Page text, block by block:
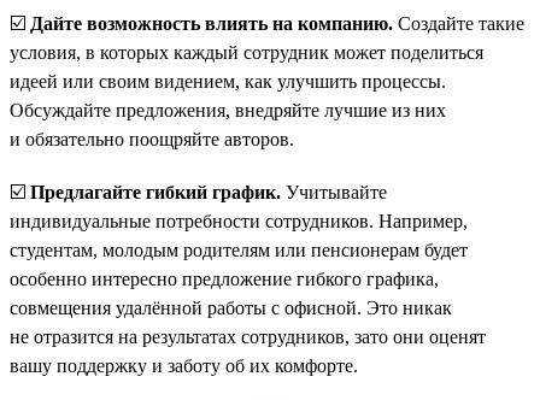
☑️ Дайте возможность влиять на компанию. Создайте такие
условия, в которых каждый сотрудник может поделиться
идеей или своим видением, как улучшить процессы.
Обсуждайте предложения, внедряйте лучшие из них
и обязательно поощряйте авторов.
☑️ Предлагайте гибкий график. Учитывайте
индивидуальные потребности сотрудников. Например,
студентам, молодым родителям или пенсионерам будет
особенно интересно предложение гибкого графика,
совмещения удалённой работы с офисной. Это никак
не отразится на результатах сотрудников, зато они оценят
вашу поддержку и заботу об их комфорте.